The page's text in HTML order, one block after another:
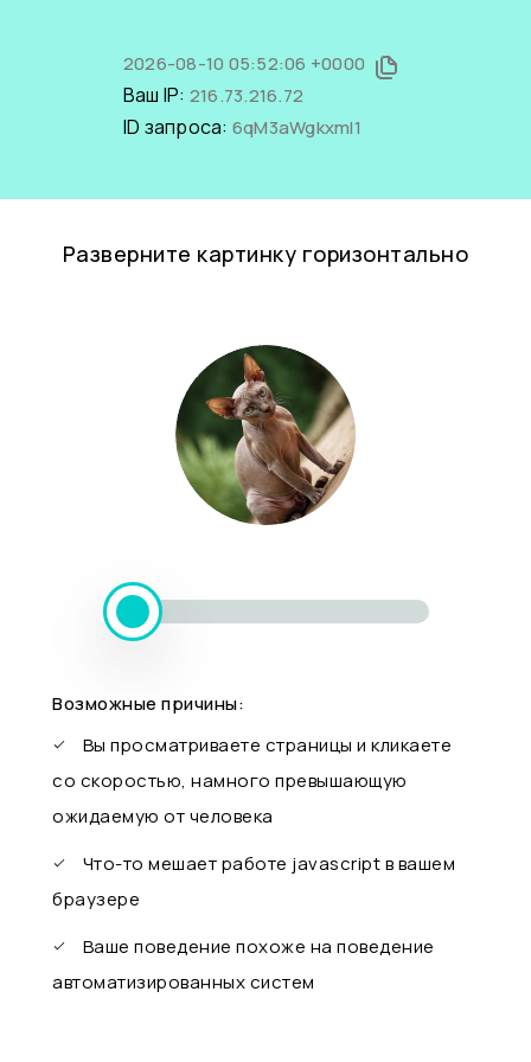
2026-08-10 05:52:06 +0000
Ваш IP: 216.73.216.72
ID запроса: 6qM3aWgkxmI1
Разверните картинку горизонтально
Возможные причины:
Вы просматриваете страницы и кликаете
со скоростью, намного превышающую
ожидаемую от человека
Что-то мешает работе javascript в вашем
браузере
Ваше поведение похоже на поведение
автоматизированных систем